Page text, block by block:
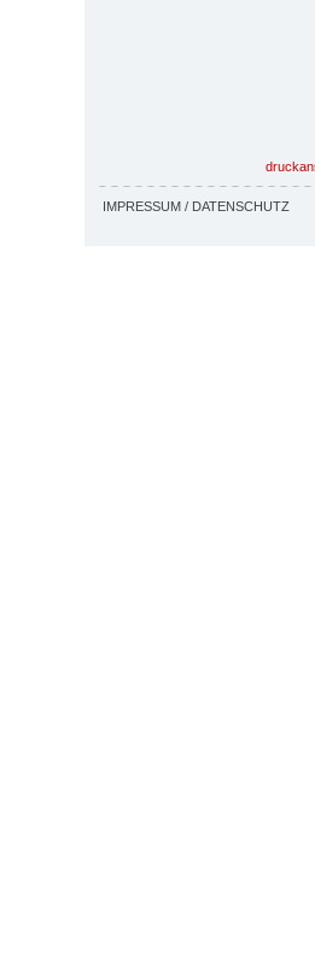
IMPRESSUM / DATENSCHUTZ